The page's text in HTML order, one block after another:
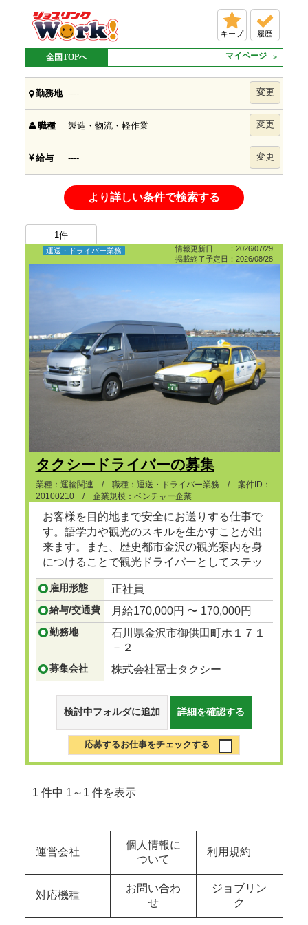
キープ 履歴
全国TOPへ マイページ
勤務地 ---- 変更
職種 製造・物流・軽作業 変更
給与 ---- 変更
より詳しい条件で検索する
1件
情報更新日 ：2026/07/29
掲載終了予定日：2026/08/28
運送・ドライバー業務
タクシードライバーの募集
業種：運輸関連 / 職種：運送・ドライバー業務 / 案件ID：
20100210 / 企業規模：ベンチャー企業
お客様を目的地まで安全にお送りする仕事で
す。語学力や観光のスキルを生かすことが出
来ます。また、歴史都市金沢の観光案内を身
につけることで観光ドライバーとしてステッ
プアップも可能です。...つづきを見る
雇用形態 正社員
給与/交通費 月給170,000円 〜 170,000円
勤務地
石川県金沢市御供田町ホ１７１
－２
募集会社 株式会社冨士タクシー
検討中フォルダに追加 詳細を確認する
応募するお仕事をチェックする
1 件中 1～1 件を表示
運営会社
個人情報に
ついて
利用規約
対応機種
お問い合わ
せ
ジョブリン
ク